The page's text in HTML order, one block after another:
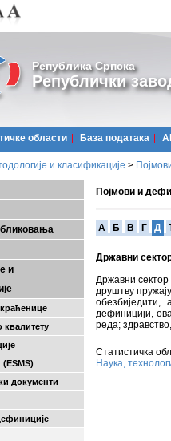
Република Српска
Републички
области Базa података
и класификације >
и
квалитету
документи
Појмови и
A Б В Г Д
Државни
Државни сектор
друштву
дефиницији,
реда;
Статистичка
Наука,